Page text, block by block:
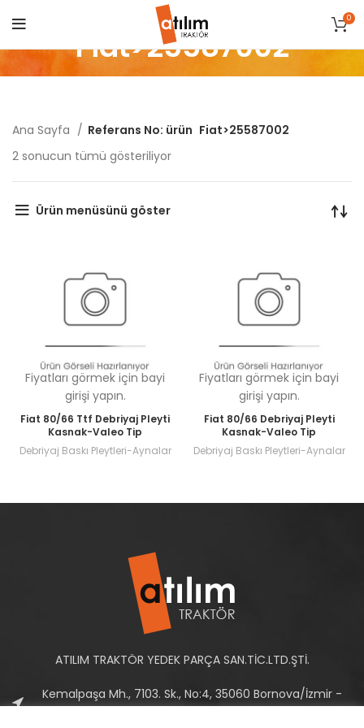
0
Fiat>25587002
Ana Sayfa Referans No: ürün Fiat>25587002
2 sonucun tümü gösteriliyorPopülerliğe
Ürün menüsünü göster
Fiyatları görmek için bayi
girişi yapın.
Fiat 80/66 Ttf Debriyaj Pleyti
Kasnak-Valeo Tip
Debriyaj Baskı Pleytleri-Aynalar
Fiyatları görmek için bayi
girişi yapın.
Fiat 80/66 Debriyaj Pleyti
Kasnak-Valeo Tip
Debriyaj Baskı Pleytleri-Aynalar
ATILIM TRAKTÖR YEDEK PARÇA SAN.TİC.LTD.ŞTİ.
Kemalpaşa Mh., 7103. Sk., No:4, 35060 Bornova/İzmir -